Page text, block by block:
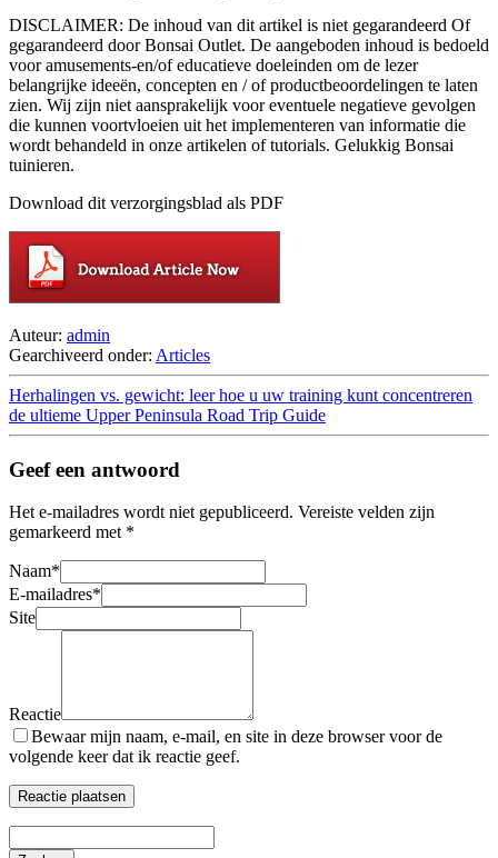
DISCLAIMER: De inhoud van dit artikel is niet gegarandeerd Of
gegarandeerd door Bonsai Outlet. De aangeboden inhoud is bedoeld
voor amusements-en/of educatieve doeleinden om de lezer
belangrijke ideeën, concepten en / of productbeoordelingen te laten
zien. Wij zijn niet aansprakelijk voor eventuele negatieve gevolgen
die kunnen voortvloeien uit het implementeren van informatie die
wordt behandeld in onze artikelen of tutorials. Gelukkig Bonsai
tuinieren.
Download dit verzorgingsblad als PDF
Auteur: admin
Gearchiveerd onder: Articles
Herhalingen vs. gewicht: leer hoe u uw training kunt concentreren
de ultieme Upper Peninsula Road Trip Guide
Geef een antwoord
Het e-mailadres wordt niet gepubliceerd. Vereiste velden zijn
gemarkeerd met *
Naam*
E-mailadres*
Site
Reactie
Bewaar mijn naam, e-mail, en site in deze browser voor de
volgende keer dat ik reactie geef.